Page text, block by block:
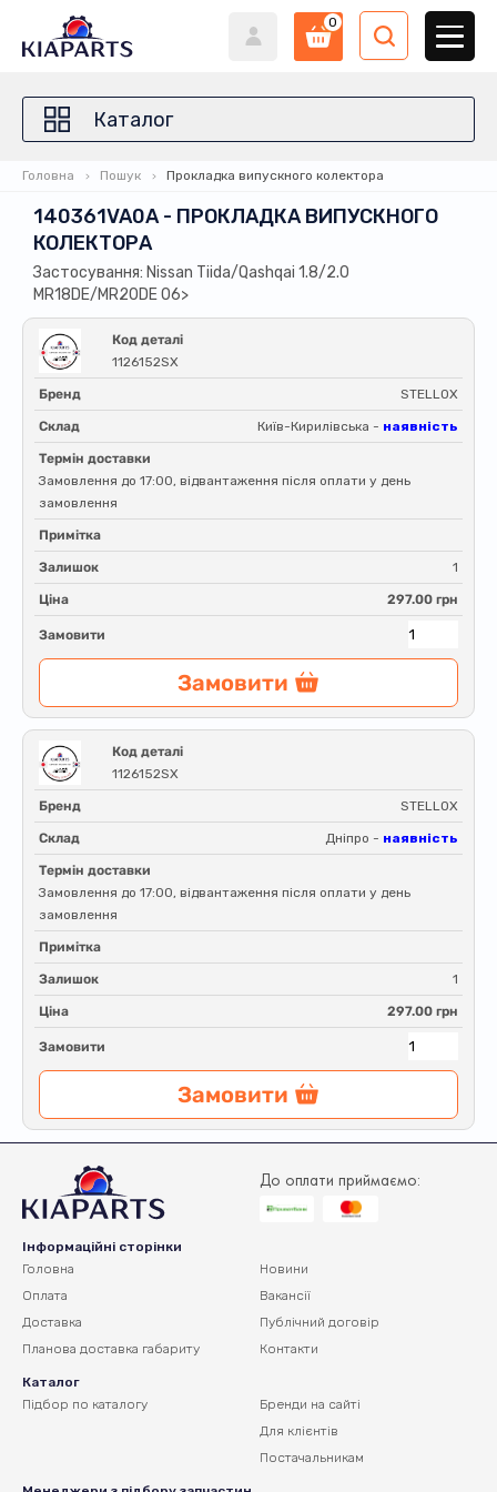
0
Каталог
Головна Пошук Прокладка випускного колектора
140361VA0A - ПРОКЛАДКА ВИПУСКНОГО
КОЛЕКТОРА
Застосування: Nissan Tiida/Qashqai 1.8/2.0
MR18DE/MR20DE 06>
Код деталі
1126152SX
Бренд STELLOX
Склад Київ-Кирилівська - наявність
Термін доставки
Замовлення до 17:00, відвантаження після оплати у день
замовлення
Примітка
Залишок 1
Ціна 297.00 грн
Замовити
Замовити
Код деталі
1126152SX
Бренд STELLOX
Склад Дніпро - наявність
Термін доставки
Замовлення до 17:00, відвантаження після оплати у день
замовлення
Примітка
Залишок 1
Ціна 297.00 грн
Замовити
Замовити
До оплати приймаємо:
Інформаційні сторінки
Головна
Оплата
Доставка
Планова доставка габариту
Новини
Вакансії
Публічний договір
Контакти
Каталог
Підбор по каталогу
Бренди на сайті
Для клієнтів
Постачальникам